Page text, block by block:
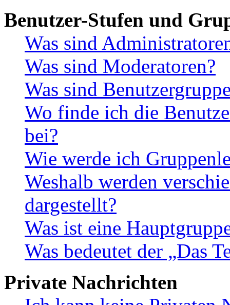
Benutzer-Stufen und
Was sind
Was sind Moderatoren?
Was sind
Wo finde ich die
bei?
Wie werde ich
Weshalb werden
dargestellt?
Was ist eine
Was bedeutet der „Das
Private Nachrichten